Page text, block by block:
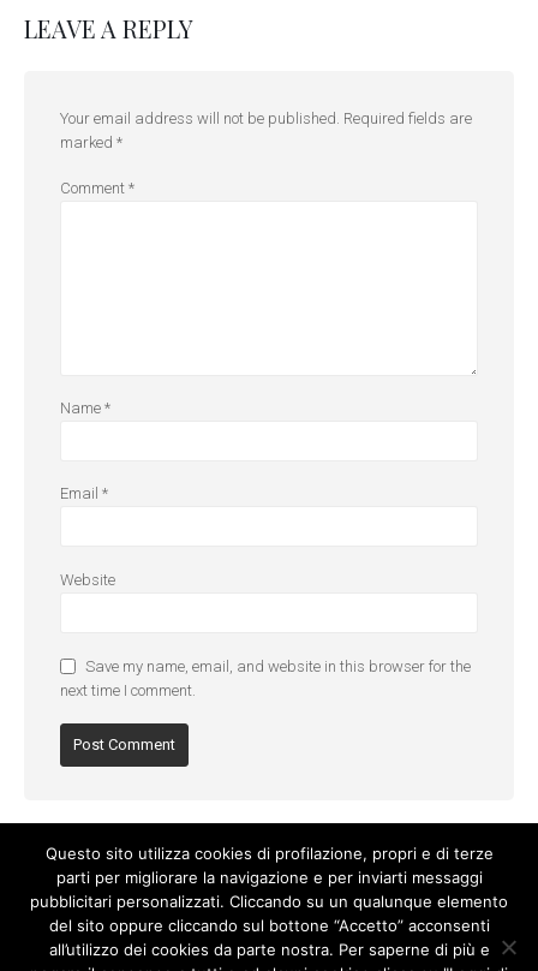
LEAVE A REPLY
Your email address will not be published. Required fields are
marked *
Comment *
Name *
Email *
Website
Save my name, email, and website in this browser for the
next time I comment.
Questo sito utilizza cookies di profilazione, propri e di terze
parti per migliorare la navigazione e per inviarti messaggi
pubblicitari personalizzati. Cliccando su un qualunque elemento
del sito oppure cliccando sul bottone “Accetto” acconsenti
all’utilizzo dei cookies da parte nostra. Per saperne di più e